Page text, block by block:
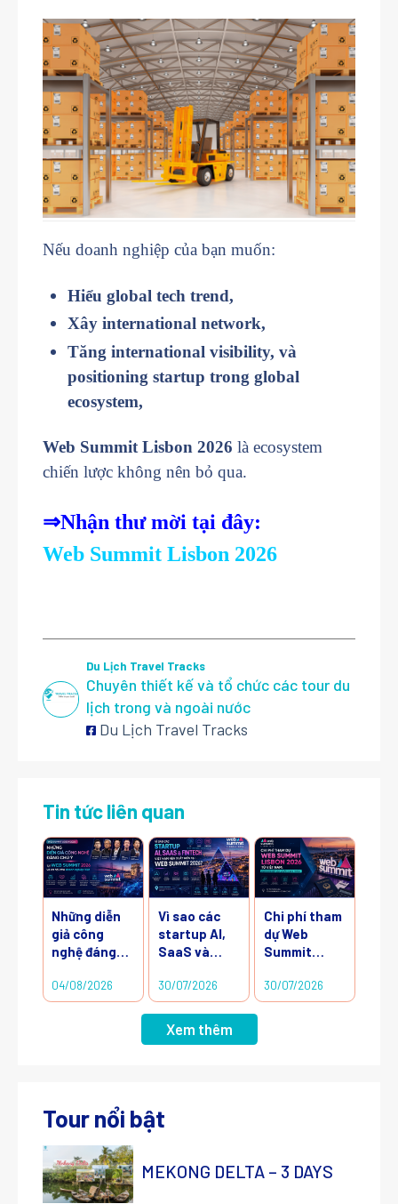
Nếu doanh nghiệp của bạn muốn:
Hiểu global tech trend,
Xây international network,
Tăng international visibility, và
positioning startup trong global
ecosystem,
Web Summit Lisbon 2026 là ecosystem
chiến lược không nên bỏ qua.
⇒Nhận thư mời tại đây:
Web Summit Lisbon 2026
Du Lịch Travel Tracks
Chuyên thiết kế và tổ chức các tour du
lịch trong và ngoài nước
Du Lịch Travel Tracks
Tin tức liên quan
Những diễn
giả công
nghệ đáng
Summit
2026 và cơ
04/08/2026
Vì sao các
startup AI,
SaaS và
Nam nên
xuất hiện tại
Web Summit
2026?
30/07/2026
Chi phí tham
dự Web
Summit
từ Việt Nam:
Doanh
30/07/2026
Xem thêm
Tour nổi bật
MEKONG DELTA – 3 DAYS